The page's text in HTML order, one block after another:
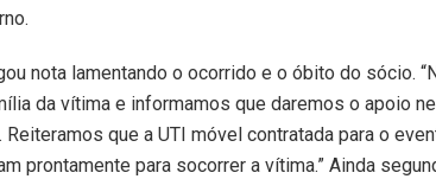
nota lamentando o ocorrido e o óbito do sócio.
da vítima e informamos que daremos o apoio
que a UTI móvel contratada para o
prontamente para socorrer a vítima.” Ainda